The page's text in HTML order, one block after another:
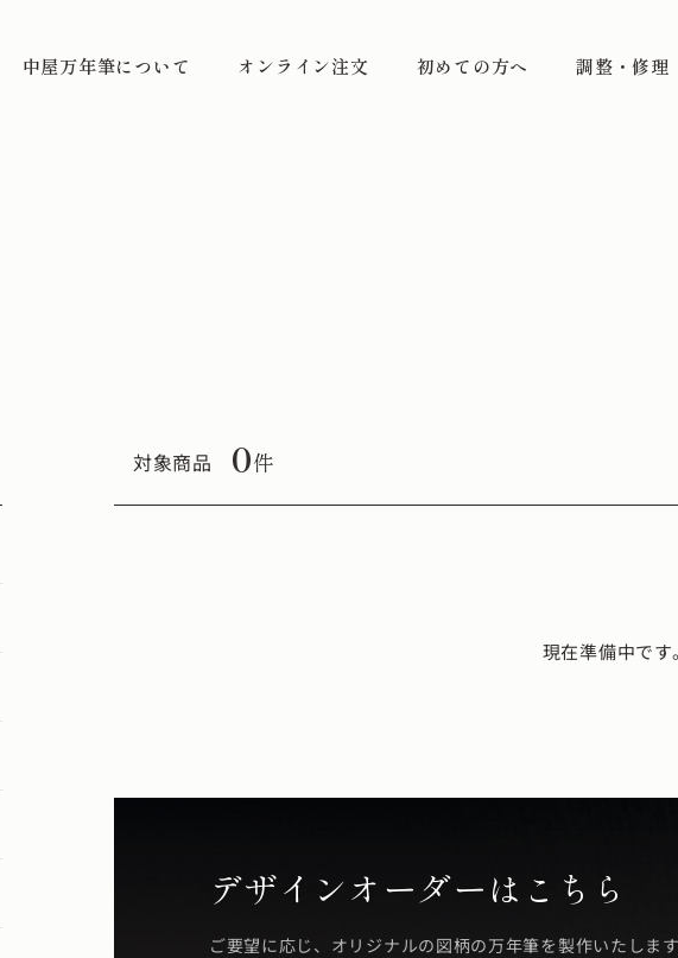
中屋万年筆について オンライン注文 初めての方へ 調整・修理
対象商品 0件
現在準備中です
デザインオーダーはこちら
ご要望に応じ、オリジナルの図柄の万年筆を製作いたしま